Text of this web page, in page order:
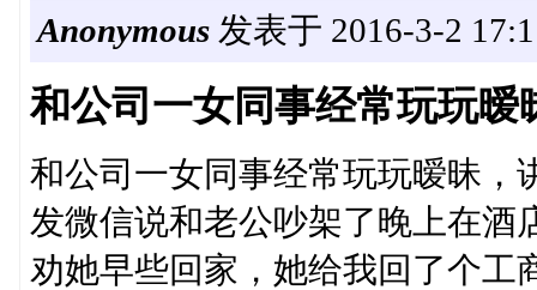
Anonymous发表于 2016-3-2
和公司一女同事经常玩玩暧
和公司一女同事经常玩玩暧昧，
发微信说和老公吵架了晚上在酒
劝她早些回家，她给我回了个工